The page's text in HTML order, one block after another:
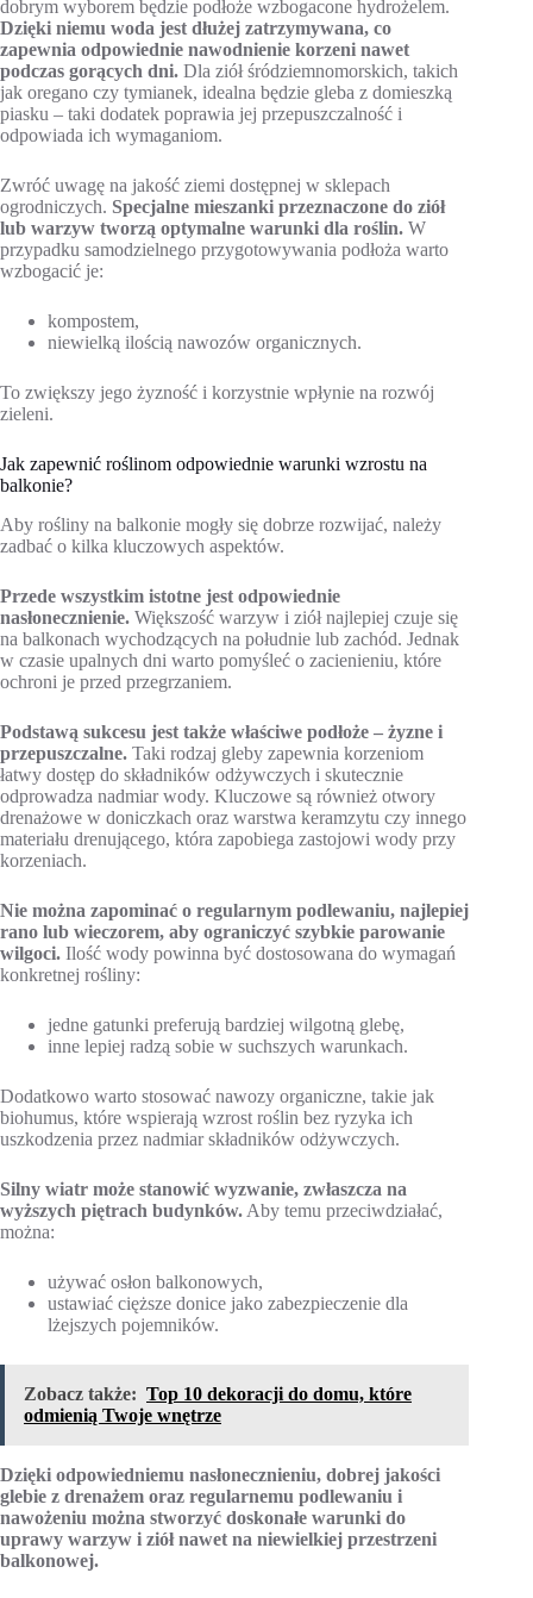
dobrym wyborem będzie podłoże wzbogacone hydrożelem.
Dzięki niemu woda jest dłużej zatrzymywana, co
zapewnia odpowiednie nawodnienie korzeni nawet
podczas gorących dni. Dla ziół śródziemnomorskich, takich
jak oregano czy tymianek, idealna będzie gleba z domieszką
piasku – taki dodatek poprawia jej przepuszczalność i
odpowiada ich wymaganiom.
Zwróć uwagę na jakość ziemi dostępnej w sklepach
ogrodniczych. Specjalne mieszanki przeznaczone do ziół
lub warzyw tworzą optymalne warunki dla roślin. W
przypadku samodzielnego przygotowywania podłoża warto
wzbogacić je:
kompostem,
niewielką ilością nawozów organicznych.
To zwiększy jego żyzność i korzystnie wpłynie na rozwój
zieleni.
Jak zapewnić roślinom odpowiednie warunki wzrostu na
balkonie?
Aby rośliny na balkonie mogły się dobrze rozwijać, należy
zadbać o kilka kluczowych aspektów.
Przede wszystkim istotne jest odpowiednie
nasłonecznienie. Większość warzyw i ziół najlepiej czuje się
na balkonach wychodzących na południe lub zachód. Jednak
w czasie upalnych dni warto pomyśleć o zacienieniu, które
ochroni je przed przegrzaniem.
Podstawą sukcesu jest także właściwe podłoże – żyzne i
przepuszczalne. Taki rodzaj gleby zapewnia korzeniom
łatwy dostęp do składników odżywczych i skutecznie
odprowadza nadmiar wody. Kluczowe są również otwory
drenażowe w doniczkach oraz warstwa keramzytu czy innego
materiału drenującego, która zapobiega zastojowi wody przy
korzeniach.
Nie można zapominać o regularnym podlewaniu, najlepiej
rano lub wieczorem, aby ograniczyć szybkie parowanie
wilgoci. Ilość wody powinna być dostosowana do wymagań
konkretnej rośliny:
jedne gatunki preferują bardziej wilgotną glebę,
inne lepiej radzą sobie w suchszych warunkach.
Dodatkowo warto stosować nawozy organiczne, takie jak
biohumus, które wspierają wzrost roślin bez ryzyka ich
uszkodzenia przez nadmiar składników odżywczych.
Silny wiatr może stanowić wyzwanie, zwłaszcza na
wyższych piętrach budynków. Aby temu przeciwdziałać,
można:
używać osłon balkonowych,
ustawiać cięższe donice jako zabezpieczenie dla
lżejszych pojemników.
Zobacz także: Top 10 dekoracji do domu, które
odmienią Twoje wnętrze
Dzięki odpowiedniemu nasłonecznieniu, dobrej jakości
glebie z drenażem oraz regularnemu podlewaniu i
nawożeniu można stworzyć doskonałe warunki do
uprawy warzyw i ziół nawet na niewielkiej przestrzeni
balkonowej.